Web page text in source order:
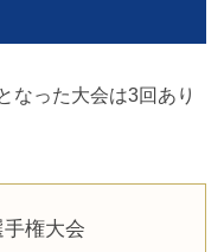
なった大会は3回あり
権大会